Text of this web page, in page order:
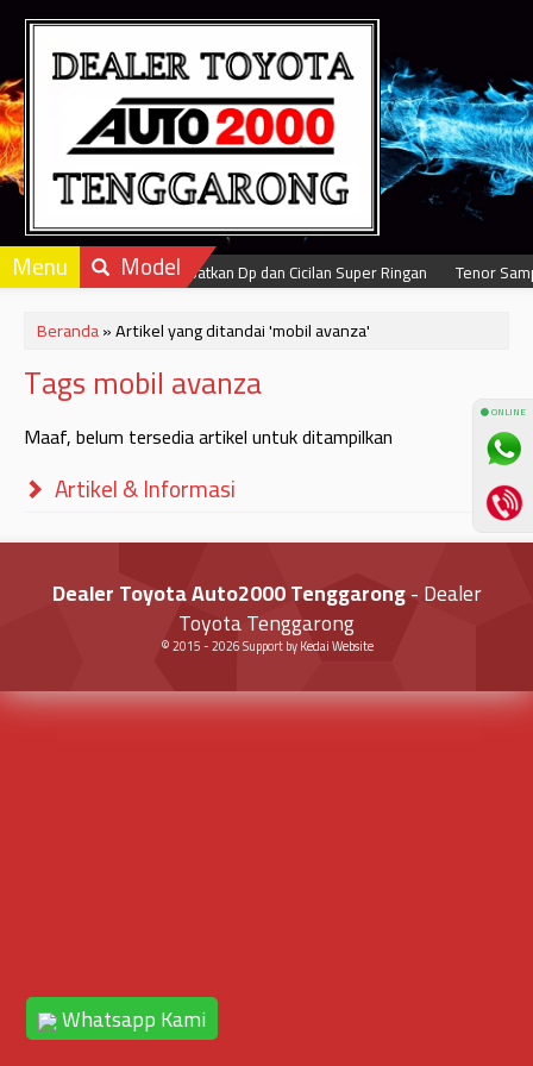
Dapatkan Dp dan Cicilan Super Ringan Tenor
Menu Model
Beranda»Artikel yang ditandai 'mobil avanza'
Tags mobil avanza
Maaf, belum tersedia artikel untuk ditampilkan
Artikel & Informasi
Dealer Toyota Auto2000 Tenggarong- Dealer
Toyota Tenggarong
© 2015 -2026Support byKedai Website
Whatsapp Kami
⚫ ONLINE